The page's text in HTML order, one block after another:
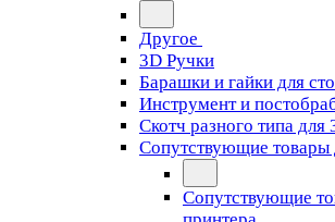
Другое
3D Ручки
Барашки и гайки для
Инструмент и
Скотч разного типа для
Сопутствующие товары
Сопутствующие